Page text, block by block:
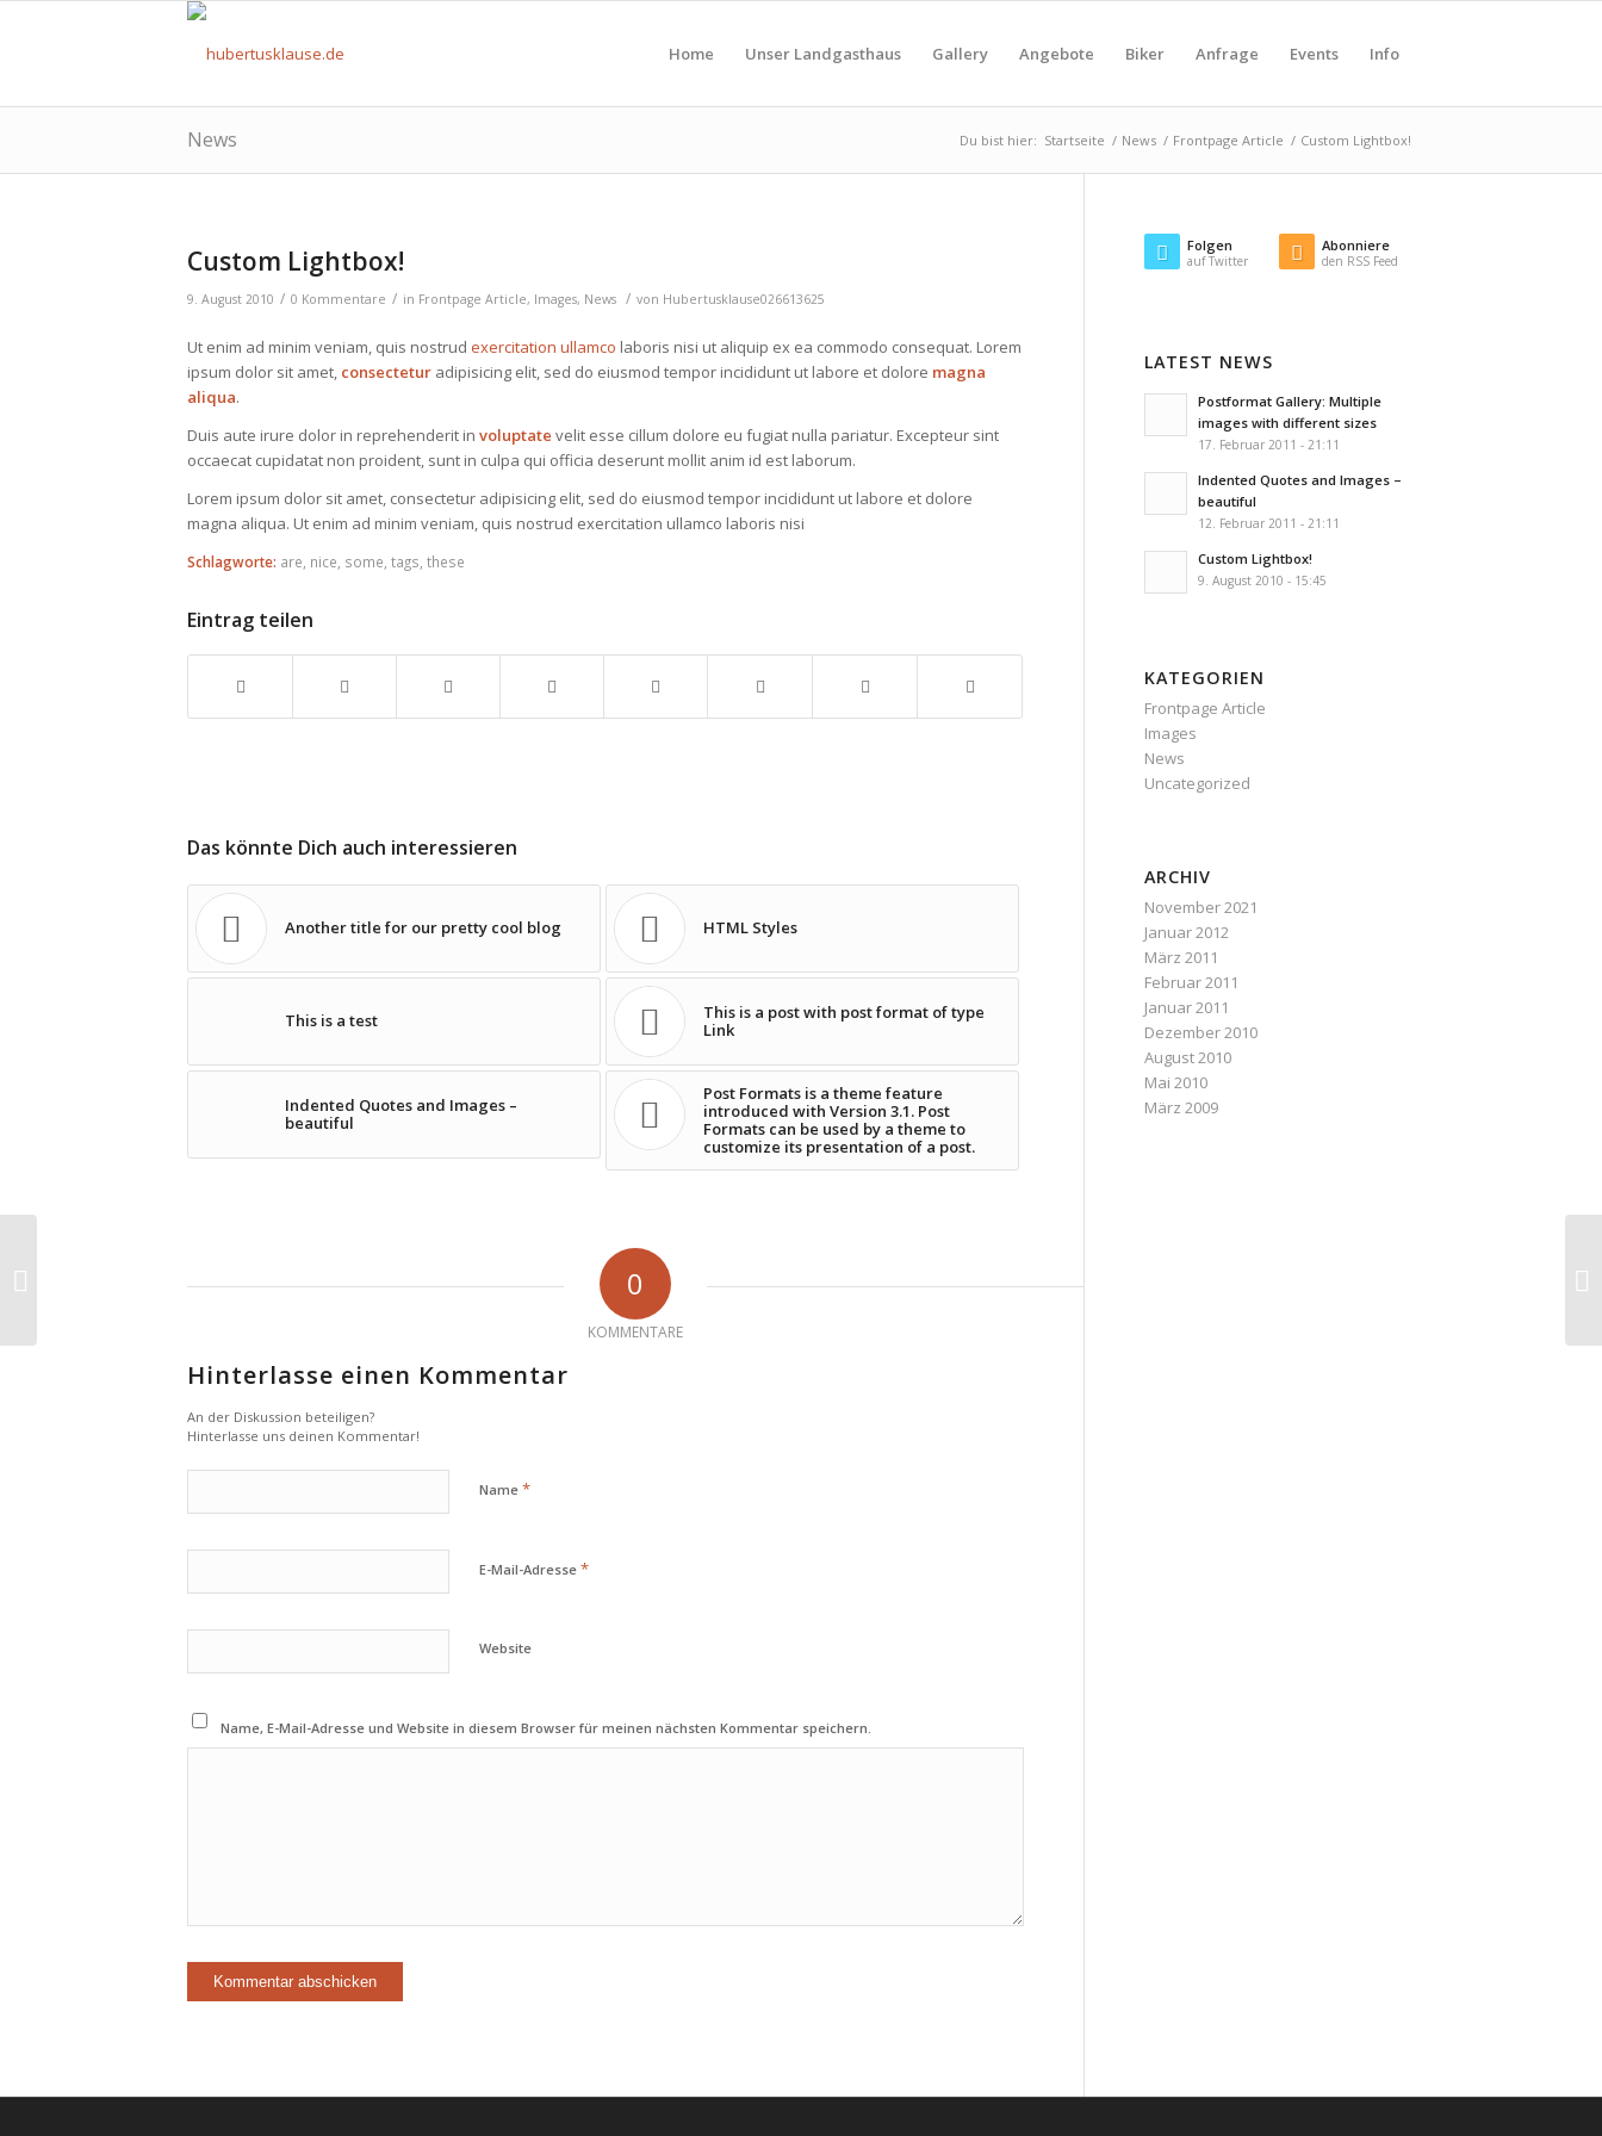
Home Unser Landgasthaus Gallery Angebote Biker Anfrage Events Info
News Du bist hier: Startseite / News / Frontpage Article / Custom Lightbox!
Custom Lightbox!
9. August 2010 / 0 Kommentare / in Frontpage Article, Images, News / von Hubertusklause026613625
Ut enim ad minim veniam, quis nostrud exercitation ullamco laboris nisi ut aliquip ex ea commodo consequat. Lorem
ipsum dolor sit amet, consectetur adipisicing elit, sed do eiusmod tempor incididunt ut labore et dolore magna
aliqua.
Duis aute irure dolor in reprehenderit in voluptate velit esse cillum dolore eu fugiat nulla pariatur. Excepteur sint
occaecat cupidatat non proident, sunt in culpa qui officia deserunt mollit anim id est laborum.
Lorem ipsum dolor sit amet, consectetur adipisicing elit, sed do eiusmod tempor incididunt ut labore et dolore
magna aliqua. Ut enim ad minim veniam, quis nostrud exercitation ullamco laboris nisi
Schlagworte: are nice some tags these
Eintrag teilen
Das könnte Dich auch interessieren
Another title for our pretty cool blog HTML Styles
This is a test
This is a post with post format of type
Link
Indented Quotes and Images –
beautiful
Post Formats is a theme feature
introduced with Version 3.1. Post
Formats can be used by a theme to
customize its presentation of a post.
0
KOMMENTARE
Hinterlasse einen Kommentar
An der Diskussion beteiligen?
Hinterlasse uns deinen Kommentar!
Name *
E-Mail-Adresse *
Website
Name, E-Mail-Adresse und Website in diesem Browser für meinen nächsten Kommentar speichern.
Folgen
auf Twitter
Abonniere
den RSS Feed
LATEST NEWS
Postformat Gallery: Multiple
images with different sizes
17. Februar 2011 - 21:11
Indented Quotes and Images –
beautiful
12. Februar 2011 - 21:11
Custom Lightbox!
9. August 2010 - 15:45
KATEGORIEN
Frontpage Article
Images
News
Uncategorized
ARCHIV
November 2021
Januar 2012
März 2011
Februar 2011
Januar 2011
Dezember 2010
August 2010
Mai 2010
März 2009